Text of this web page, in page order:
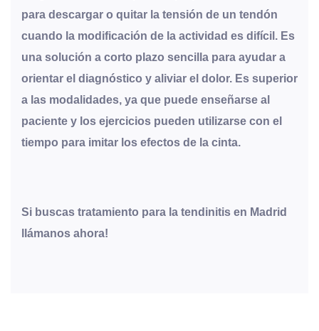
para descargar o quitar la tensión de un tendón
cuando la modificación de la actividad es difícil. Es
una solución a corto plazo sencilla para ayudar a
orientar el diagnóstico y aliviar el dolor. Es superior
a las modalidades, ya que puede enseñarse al
paciente y los ejercicios pueden utilizarse con el
tiempo para imitar los efectos de la cinta.
Si buscas tratamiento para la tendinitis en Madrid
llámanos ahora!